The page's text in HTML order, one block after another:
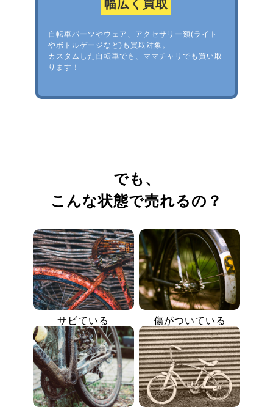
幅広く買取
自転車パーツやウェア、アクセサリー類(ライト
やボトルゲージなど)も買取対象。
カスタムした自転車でも、ママチャリでも買い取
ります！
でも、
こんな状態で売れるの？
サビている 傷がついている